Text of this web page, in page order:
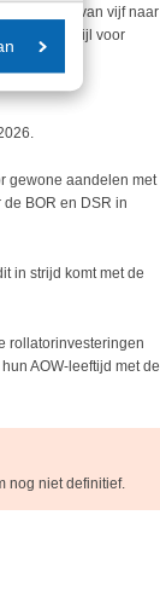
verkorten van vijf naar
jaar, terwijl voor
gewone aandelen met
BOR en DSR in
in strijd komt met de
rollatorinvesteringen
AOW-leeftijd met de
nog niet definitief.